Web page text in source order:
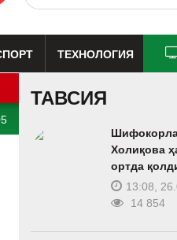
ТЕХНОЛОГИЯ
ТАВСИЯ
Холиқова
ортда
13:08,
14 854